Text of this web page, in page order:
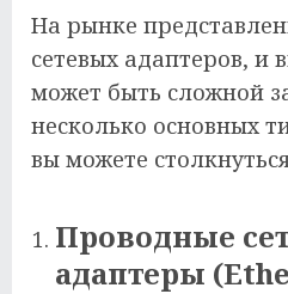
На рынке
сетевых адаптеров, и
может быть сложной
несколько основных
вы можете
Проводные
адаптеры